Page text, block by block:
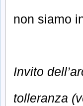
non siamo
Invito
tolleranza